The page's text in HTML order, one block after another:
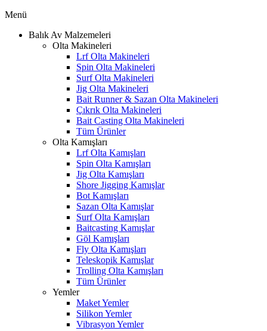
Menü
Balık Av Malzemeleri
Olta Makineleri
Lrf Olta Makineleri
Spin Olta Makineleri
Surf Olta Makineleri
Jig Olta Makineleri
Bait Runner & Sazan Olta Makineleri
Çıkrık Olta Makineleri
Bait Casting Olta Makineleri
Tüm Ürünler
Olta Kamışları
Lrf Olta Kamışları
Spin Olta Kamışları
Jig Olta Kamışları
Shore Jigging Kamışlar
Bot Kamışları
Sazan Olta Kamışlar
Surf Olta Kamışları
Baitcasting Kamışlar
Göl Kamışları
Fly Olta Kamışları
Teleskopik Kamışlar
Trolling Olta Kamışları
Tüm Ürünler
Yemler
Maket Yemler
Silikon Yemler
Vibrasyon Yemler